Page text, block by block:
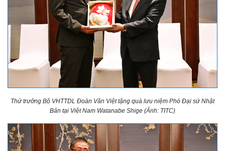
Thứ trưởng Bộ VHTTDL Đoàn Văn Việt tặng quà lưu niệm Phó Đại sứ Nhật
Bản tại Việt Nam Watanabe Shige (Ảnh: TITC)